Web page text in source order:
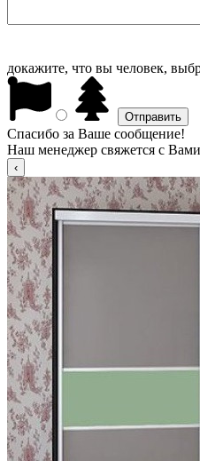
докажите, что вы человек,
Спасибо за Ваше сообщение!
Наш менеджер свяжется с